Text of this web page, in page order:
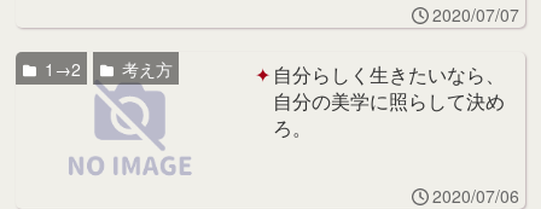
2020/07/07
自分らしく生きたいなら、
自分の美学に照らして決め
ろ。
1→2 考え方
2020/07/06